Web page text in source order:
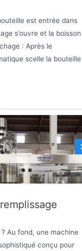
est entrée dans
s’ouvre et la boisson
: Après le
scelle la bouteille
? Au fond, une machine
conçu pour